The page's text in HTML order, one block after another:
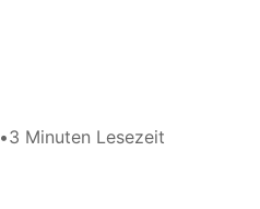
•3 Minuten Lesezeit